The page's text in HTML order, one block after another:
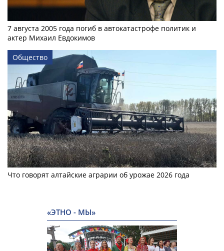
7 августа 2005 года погиб в автокатастрофе политик и
актер Михаил Евдокимов
Общество
Что говорят алтайские аграрии об урожае 2026 года
«ЭТНО - МЫ»